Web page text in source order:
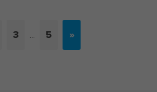
3 … 5 »